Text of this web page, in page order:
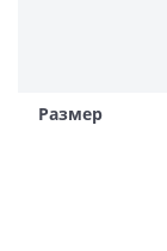
Размер